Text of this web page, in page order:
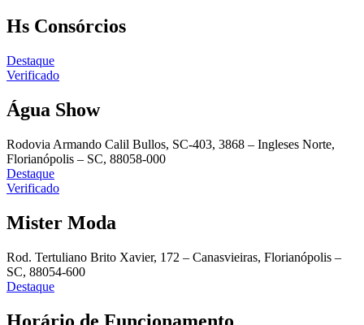
Hs Consórcios
Destaque
Verificado
Água Show
Rodovia Armando Calil Bullos, SC-403, 3868 – Ingleses Norte,
Florianópolis – SC, 88058-000
Destaque
Verificado
Mister Moda
Rod. Tertuliano Brito Xavier, 172 – Canasvieiras, Florianópolis –
SC, 88054-600
Destaque